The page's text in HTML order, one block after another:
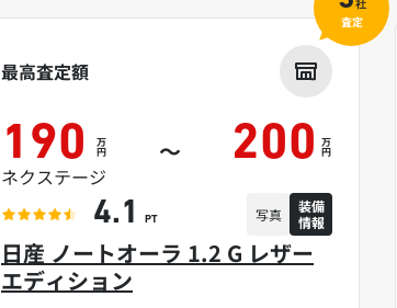
日産 ノートオーラ 1.2 G レザー
エディション
最高査定額
190 万
円 ～ 200 万
円
ネクステージ
4.1 PT 写真
装備
情報
社
査定